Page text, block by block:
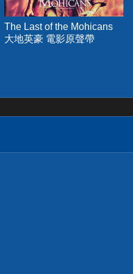
The Last of the Mohicans
大地英豪 電影原聲帶